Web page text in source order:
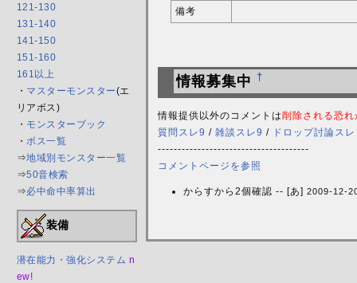
121-130
131-140
141-150
151-160
161以上
・ マスターモンスター(エ
リアボス)
・ モンスターブック
・ ボス一覧
⇒地域別モンスター一覧
⇒50音検索
⇒必中命中率算出
装備
潜在能力・強化システム n
ew!
備考
情報募集中 †
情報提供以外のコメントは削除される恐
質問スレ9 / 雑談スレ9 / ドロップ討論スレ
--------------------------------------
コメントページを参照
からすから2個確認 -- [あ] 2009-12-